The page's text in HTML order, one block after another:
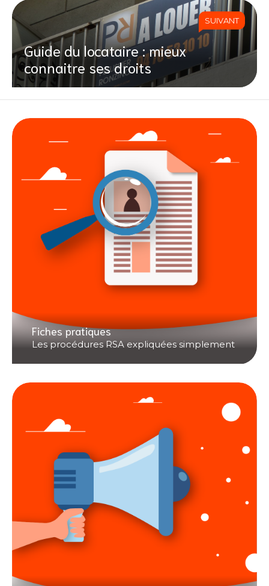
SUIVANT
Guide du locataire : mieux
connaitre ses droits
Fiches pratiques
Les procédures RSA expliquées simplement